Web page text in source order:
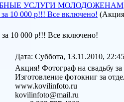
УСЛУГИ МОЛОДОЖЕНАМ
10 000 р!!! Все включено!
10 000 р!!! Все включено!
Дата: Суббота, 13.11.2010,
Акция! Фотограф на свадьбу
Изготовление фотокниг за
www.kovilinfoto.ru
kovilinfoto@mail.ru